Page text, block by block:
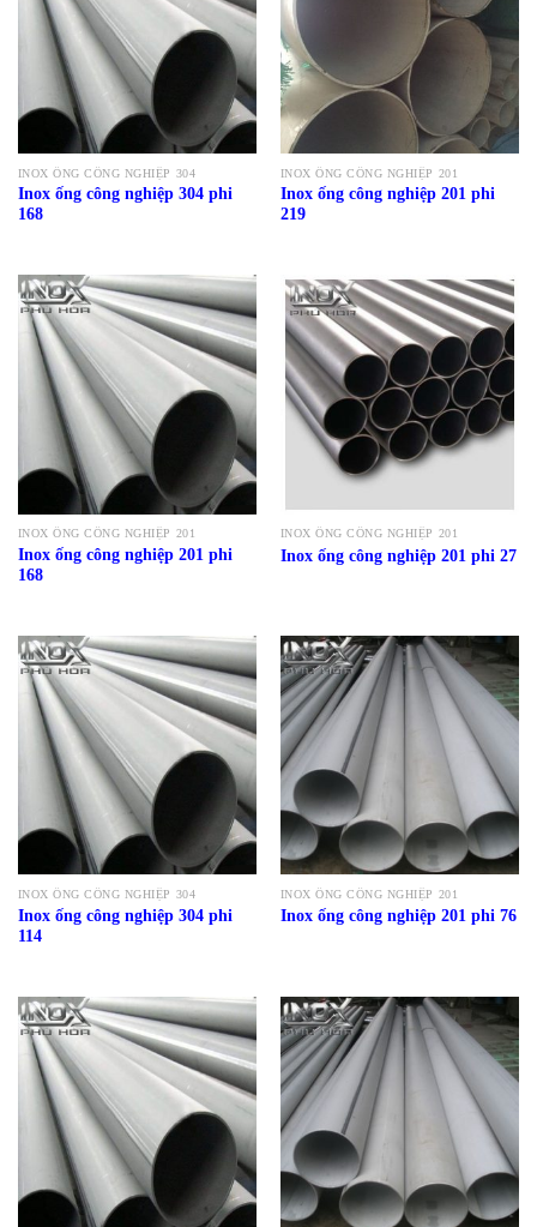
INOX ỐNG CÔNG NGHIỆP 304
Inox ống công nghiệp 304 phi
168
INOX ỐNG CÔNG NGHIỆP 201
Inox ống công nghiệp 201 phi
219
INOX ỐNG CÔNG NGHIỆP 201
Inox ống công nghiệp 201 phi
168
INOX ỐNG CÔNG NGHIỆP 201
Inox ống công nghiệp 201 phi 27
INOX ỐNG CÔNG NGHIỆP 304
Inox ống công nghiệp 304 phi
114
INOX ỐNG CÔNG NGHIỆP 201
Inox ống công nghiệp 201 phi 76